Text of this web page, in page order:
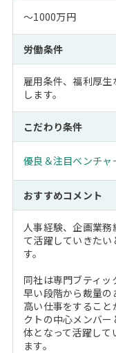
～1000万円
労働条件
雇用条件、福利厚
します。
こだわり条件
優良＆注目ベンチャ
おすすめコメント
人事経験、企画業
て活躍していきた
す。
同社は専門ブティ
早い段階から裁量の
高い仕事をするこ
クトの中心メンバ
体となって活躍し
ます。